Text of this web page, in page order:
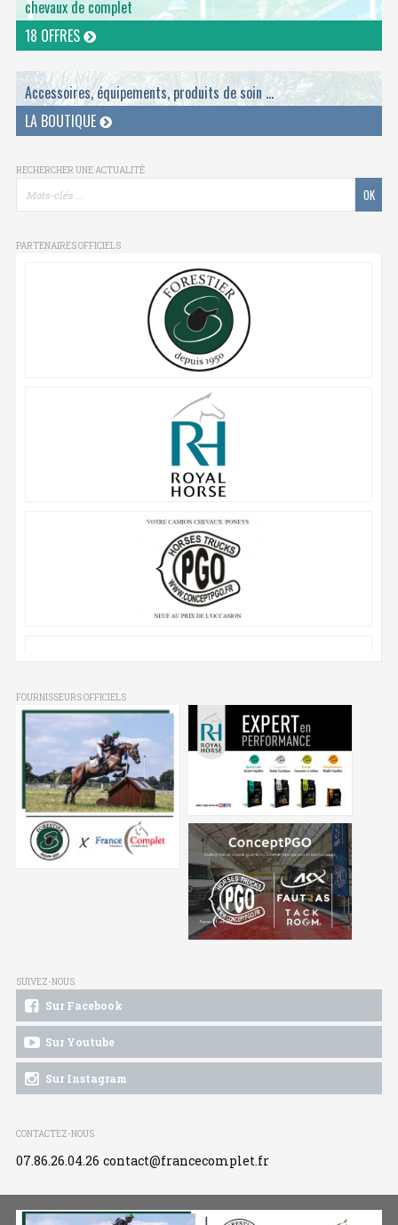
chevaux de complet
18 OFFRES
Accessoires, équipements, produits de soin ...
LA BOUTIQUE
RECHERCHER UNE ACTUALITÉ
PARTENAIRES OFFICIELS
FOURNISSEURS OFFICIELS
SUIVEZ-NOUS
Sur Facebook
Sur Youtube
Sur Instagram
CONTACTEZ-NOUS
07.86.26.04.26 contact@francecomplet.fr